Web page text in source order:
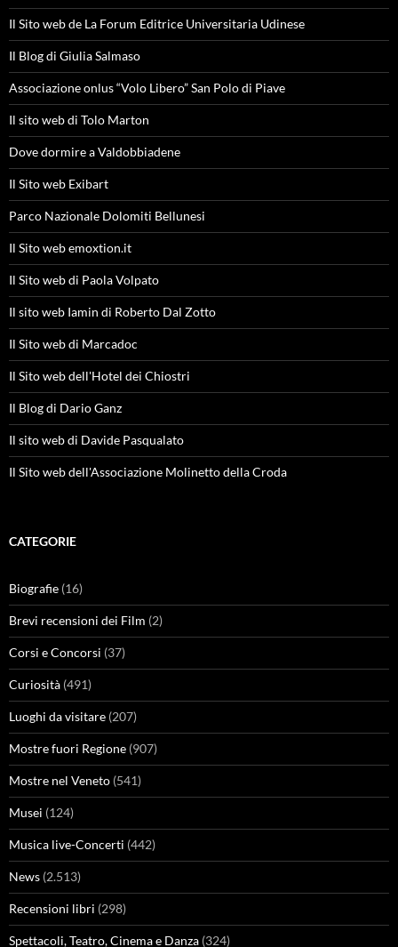
Il Sito web de La Forum Editrice Universitaria Udinese
Il Blog di Giulia Salmaso
Associazione onlus “Volo Libero” San Polo di Piave
Il sito web di Tolo Marton
Dove dormire a Valdobbiadene
Il Sito web Exibart
Parco Nazionale Dolomiti Bellunesi
Il Sito web emoxtion.it
Il Sito web di Paola Volpato
Il sito web Iamin di Roberto Dal Zotto
Il Sito web di Marcadoc
Il Sito web dell'Hotel dei Chiostri
Il Blog di Dario Ganz
Il sito web di Davide Pasqualato
Il Sito web dell'Associazione Molinetto della Croda
CATEGORIE
Biografie (16)
Brevi recensioni dei Film (2)
Corsi e Concorsi (37)
Curiosità (491)
Luoghi da visitare (207)
Mostre fuori Regione (907)
Mostre nel Veneto (541)
Musei (124)
Musica live-Concerti (442)
News (2.513)
Recensioni libri (298)
Spettacoli, Teatro, Cinema e Danza (324)